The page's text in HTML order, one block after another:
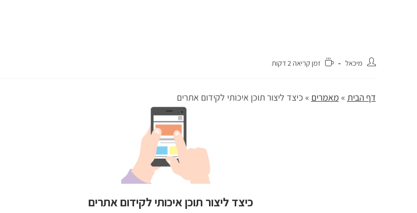
מיכאל זמן קריאה 2 דקות
דף הבית » מאמרים » כיצד ליצור תוכן איכותי לקידום אתרים
כיצד ליצור תוכן איכותי לקידום אתרים